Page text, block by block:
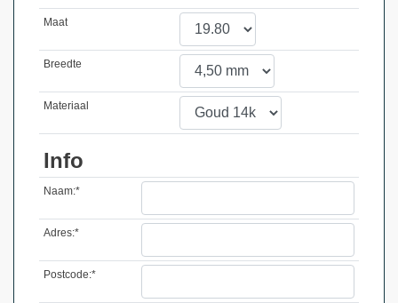
Maat
Breedte
Materiaal
Info
Naam:*
Adres:*
Postcode:*